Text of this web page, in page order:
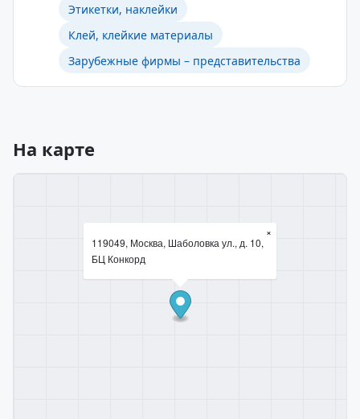
Этикетки, наклейки
Клей, клейкие материалы
Зарубежные фирмы – представительства
На карте
119049, Москва, Шаболовка ул., д. 10,
БЦ Конкорд
×